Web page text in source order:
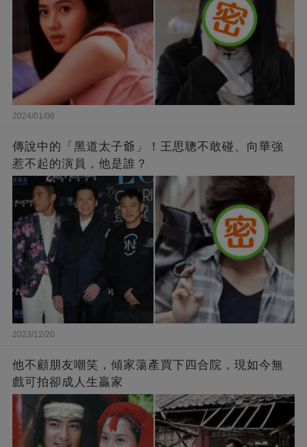
2024/01/06
傳說中的「黑道太子爺」！王思聰不敢碰、向華強
惹不起的演員，他是誰？
2023/12/20
他不顧朋友嘲笑，傾家蕩產買下四合院，現如今無
戲可拍卻成人生贏家